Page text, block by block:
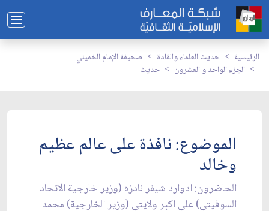
الرئيسية حديث العلماء والقادة
صحيفة الإمام الخميني
الجزء الواحد و العشرون
حديث
الموضوع: نافذة على عالم عظيم
وخالد
الحاضرون: ادوارد شيفر نادزه (وزير خارجية الاتحاد
السوفيتي) علي اكبر ولايتي (وزير الخارجية) محمد